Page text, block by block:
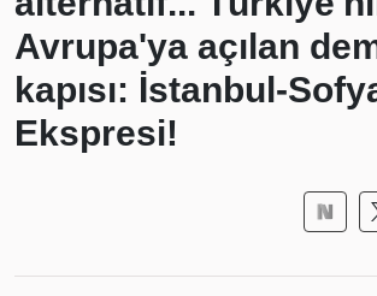
Avrupa'ya açılan
kapısı: İstanbul-
Ekspresi!